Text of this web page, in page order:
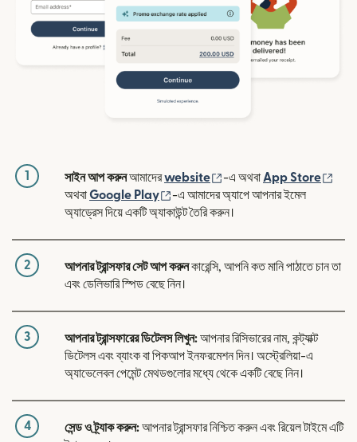
1 সাইন আপ করুনআমাদেরwebsite (নতুন উইন্ডোতে খুলবে)
-এ অথবা App Store
অথবাGoogle Play (নতুন উইন্ডোতে খুলবে)
-এ আমাদের অ্যাপে আপনার ইমেল
অ্যাড্রেস দিয়ে একটি অ্যাকাউন্ট তৈরি করুন।
2 আপনার ট্রান্সফার সেট আপ করুনকারেন্সি, আপনি কত মানি পাঠাতে চান তা
এবং ডেলিভারি স্পিড বেছে নিন।
3 আপনার ট্রান্সফারের ডিটেলস লিখুন:আপনার রিসিভারের নাম, কন্ট্যাক্ট
ডিটেলস এবং ব্যাংক বা পিকআপ ইনফরমেশন দিন। অস্ট্রেলিয়া-এ
অ্যাভেলেবল পেমেন্ট মেথডগুলোর মধ্যে থেকে একটি বেছে নিন।
4 সেন্ড ও ট্র্যাক করুন:আপনার ট্রান্সফার নিশ্চিত করুন এবং রিয়েল টাইমে এটি